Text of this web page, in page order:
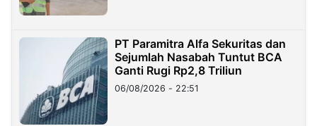
PT Paramitra Alfa Sekuritas dan
Sejumlah Nasabah Tuntut BCA
Ganti Rugi Rp2,8 Triliun
06/08/2026 - 22:51